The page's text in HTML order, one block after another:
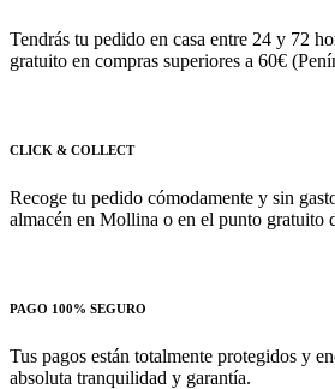
Tendrás tu pedido en casa entre 24 y 72
gratuito en compras superiores a 60€
CLICK & COLLECT
Recoge tu pedido cómodamente y sin
almacén en Mollina o en el punto gratuito
PAGO 100% SEGURO
Tus pagos están totalmente protegidos y
absoluta tranquilidad y garantía.